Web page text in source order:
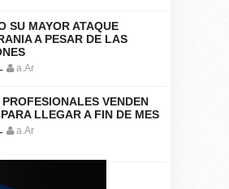
SU MAYOR ATAQUE
A PESAR DE LAS
- a.Ar
VENDEN
LLEGAR A FIN DE MES
- a.Ar